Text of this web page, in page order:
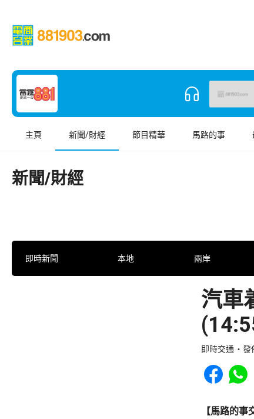
主頁 新聞/財經 節目精華 馬路的事
新聞/財經
即時新聞 本地 兩岸
汽車
即時交通 發
Share toShare
【馬路的事